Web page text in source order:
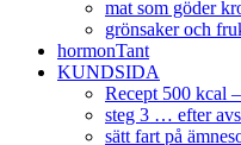
mat som göder
grönsaker och
hormonTant
KUNDSIDA
Recept 500 kcal –
steg 3 … efter
sätt fart på